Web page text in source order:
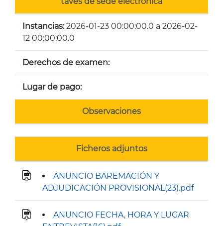
Instancias:2026-01-23 00:00:00.0 a 2026-02-
12 00:00:00.0
Derechos de examen:
Lugar de pago:
Observaciones
Ficheros adjuntos
ANUNCIO BAREMACIÓN Y
ADJUDICACIÓN PROVISIONAL(23).pdf
ANUNCIO FECHA, HORA Y LUGAR